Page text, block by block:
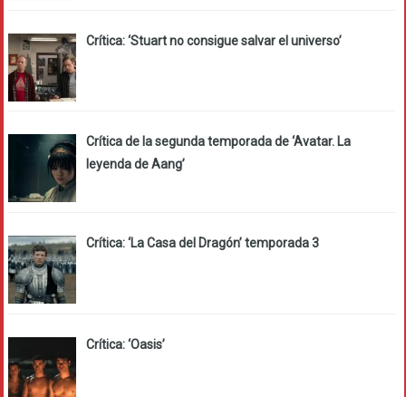
Crítica: ‘Stuart no consigue salvar el universo’
Crítica de la segunda temporada de ‘Avatar. La
leyenda de Aang’
Crítica: ‘La Casa del Dragón’ temporada 3
Crítica: ‘Oasis’